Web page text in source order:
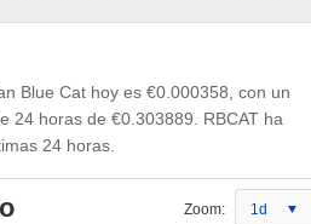
Blue Cat hoy es €0.000358 , con un
24 horas de €0.303889 . RBCAT ha
24 horas.
Zoom: 1d